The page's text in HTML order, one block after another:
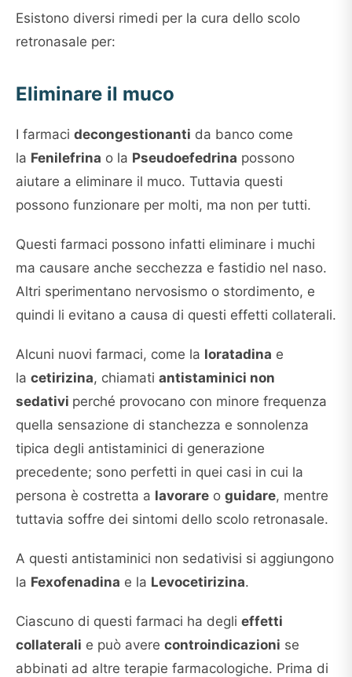
Esistono diversi rimedi per la cura dello scolo
retronasale per:
Eliminare il muco
I farmaci decongestionanti da banco come
la Fenilefrina o la Pseudoefedrina possono
aiutare a eliminare il muco. Tuttavia questi
possono funzionare per molti, ma non per tutti.
Questi farmaci possono infatti eliminare i muchi
ma causare anche secchezza e fastidio nel naso.
Altri sperimentano nervosismo o stordimento, e
quindi li evitano a causa di questi effetti collaterali.
Alcuni nuovi farmaci, come la loratadina e
la cetirizina, chiamati antistaminici non
sedativi perché provocano con minore frequenza
quella sensazione di stanchezza e sonnolenza
tipica degli antistaminici di generazione
precedente; sono perfetti in quei casi in cui la
persona è costretta a lavorare o guidare, mentre
tuttavia soffre dei sintomi dello scolo retronasale.
A questi antistaminici non sedativisi si aggiungono
la Fexofenadina e la Levocetirizina.
Ciascuno di questi farmaci ha degli effetti
collaterali e può avere controindicazioni se
abbinati ad altre terapie farmacologiche. Prima di